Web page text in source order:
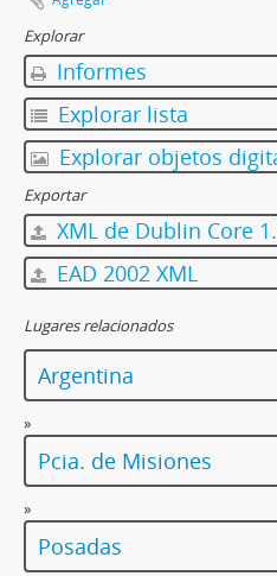
Explorar
Informes
Explorar lista
Explorar objetos
Exportar
XML de Dublin Core
EAD 2002 XML
Lugares relacionados
Argentina
»
Pcia. de Misiones
»
Posadas